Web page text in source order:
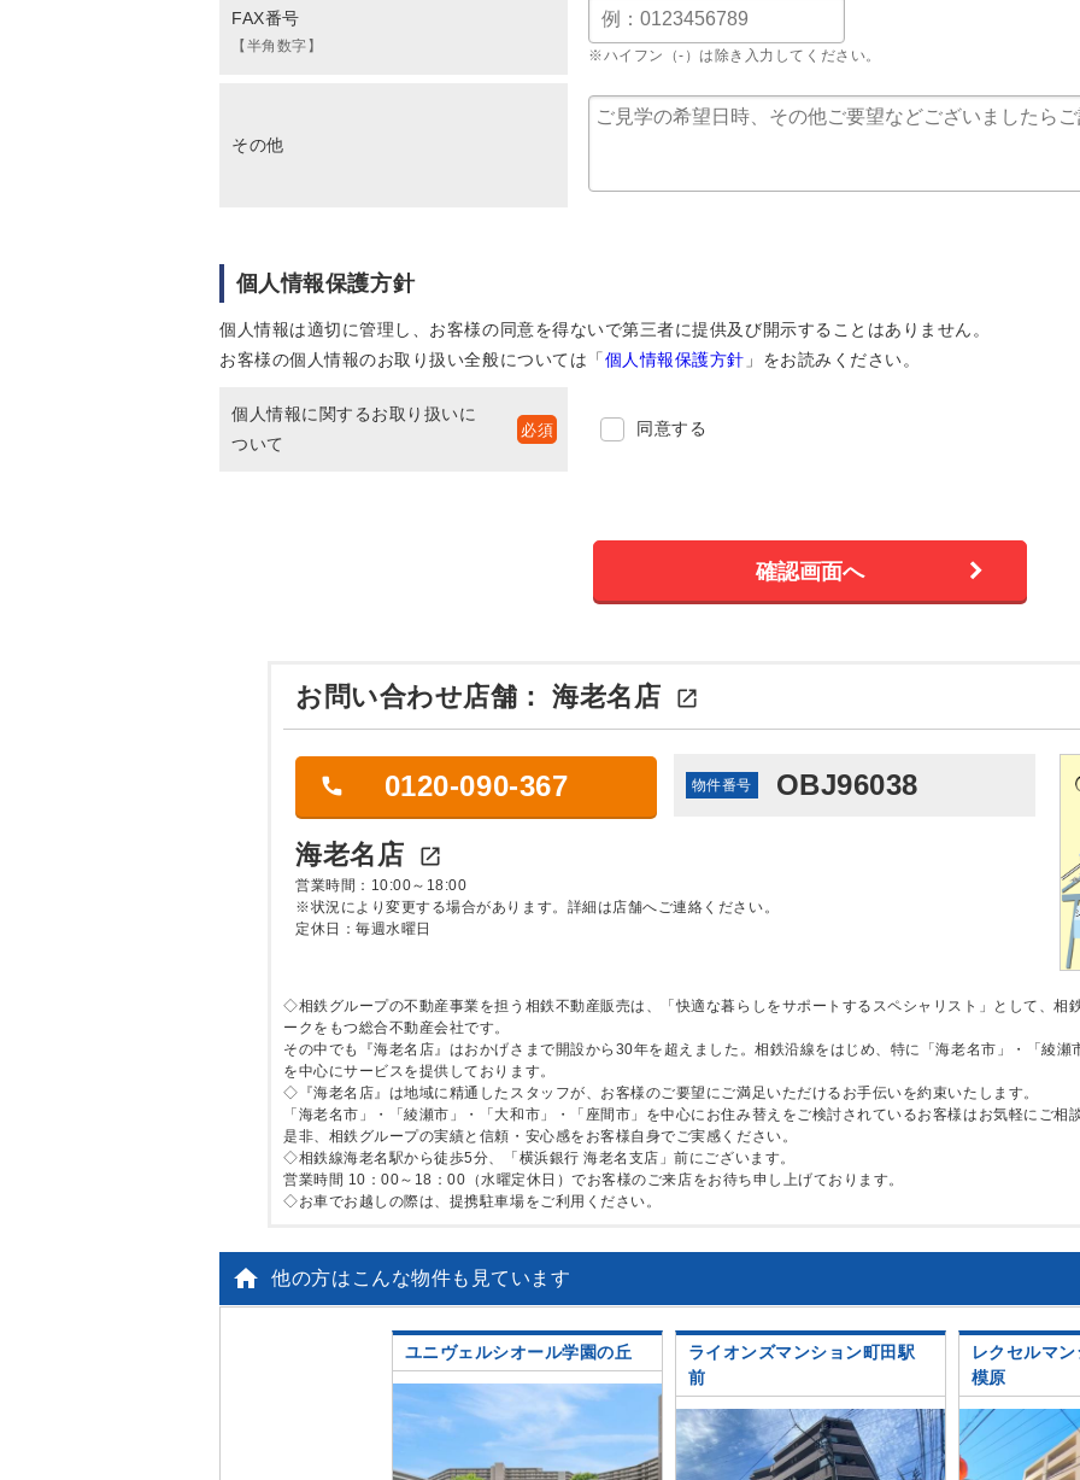
FAX番号
【半角数字】
※ハイフン（-）は除き入力してください。
その他
個人情報保護方針
個人情報は適切に管理し、お客様の同意を得ないで第三者に提供及び開示することはありません。
お客様の個人情報のお取り扱い全般については「個人情報保護方針 」をお読みください。
個人情報に関するお取り扱いに
ついて
同意する
お問い合わせ店舗：海老名店 
0120-090-367 物件番号 OBJ96038
海老名店 
営業時間：10:00～18:00
※状況により変更する場合があります。詳細は店舗へご連絡ください。
定休日：毎週水曜日
◇相鉄グループの不動産事業を担う相鉄不動産販売は、「快適な暮らしをサポートするスペシャリスト」として、相
ークをもつ総合不動産会社です。
その中でも『海老名店』はおかげさまで開設から30年を超えました。相鉄沿線をはじめ、特に「海老名市」・「綾
を中心にサービスを提供しております。
◇『海老名店』は地域に精通したスタッフが、お客様のご要望にご満足いただけるお手伝いを約束いたします。
「海老名市」・「綾瀬市」・「大和市」・「座間市」を中心にお住み替えをご検討されているお客様はお気軽にご相
是非、相鉄グループの実績と信頼・安心感をお客様自身でご実感ください。
◇相鉄線海老名駅から徒歩5分、「横浜銀行 海老名支店」前にございます。
営業時間 10：00～18：00（水曜定休日）でお客様のご来店をお待ち申し上げております。
◇お車でお越しの際は、提携駐車場をご利用ください。
 他の方はこんな物件も見ています
ユニヴェルシオール学園の丘
ライオンズマンション町田駅
前
レクセルマ
模原